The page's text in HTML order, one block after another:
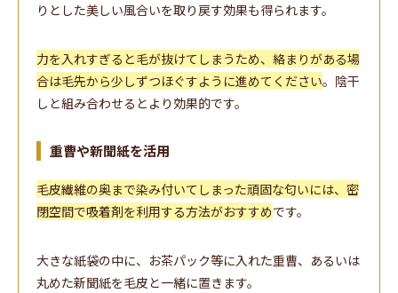
りとした美しい風合いを取り戻す効果も得られます。
力を入れすぎると毛が抜けてしまうため、絡まりがある場
合は毛先から少しずつほぐすように進めてください。陰干
しと組み合わせるとより効果的です。
重曹や新聞紙を活用
毛皮繊維の奥まで染み付いてしまった頑固な匂いには、密
閉空間で吸着剤を利用する方法がおすすめです。
大きな紙袋の中に、お茶パック等に入れた重曹、あるいは
丸めた新聞紙を毛皮と一緒に置きます。